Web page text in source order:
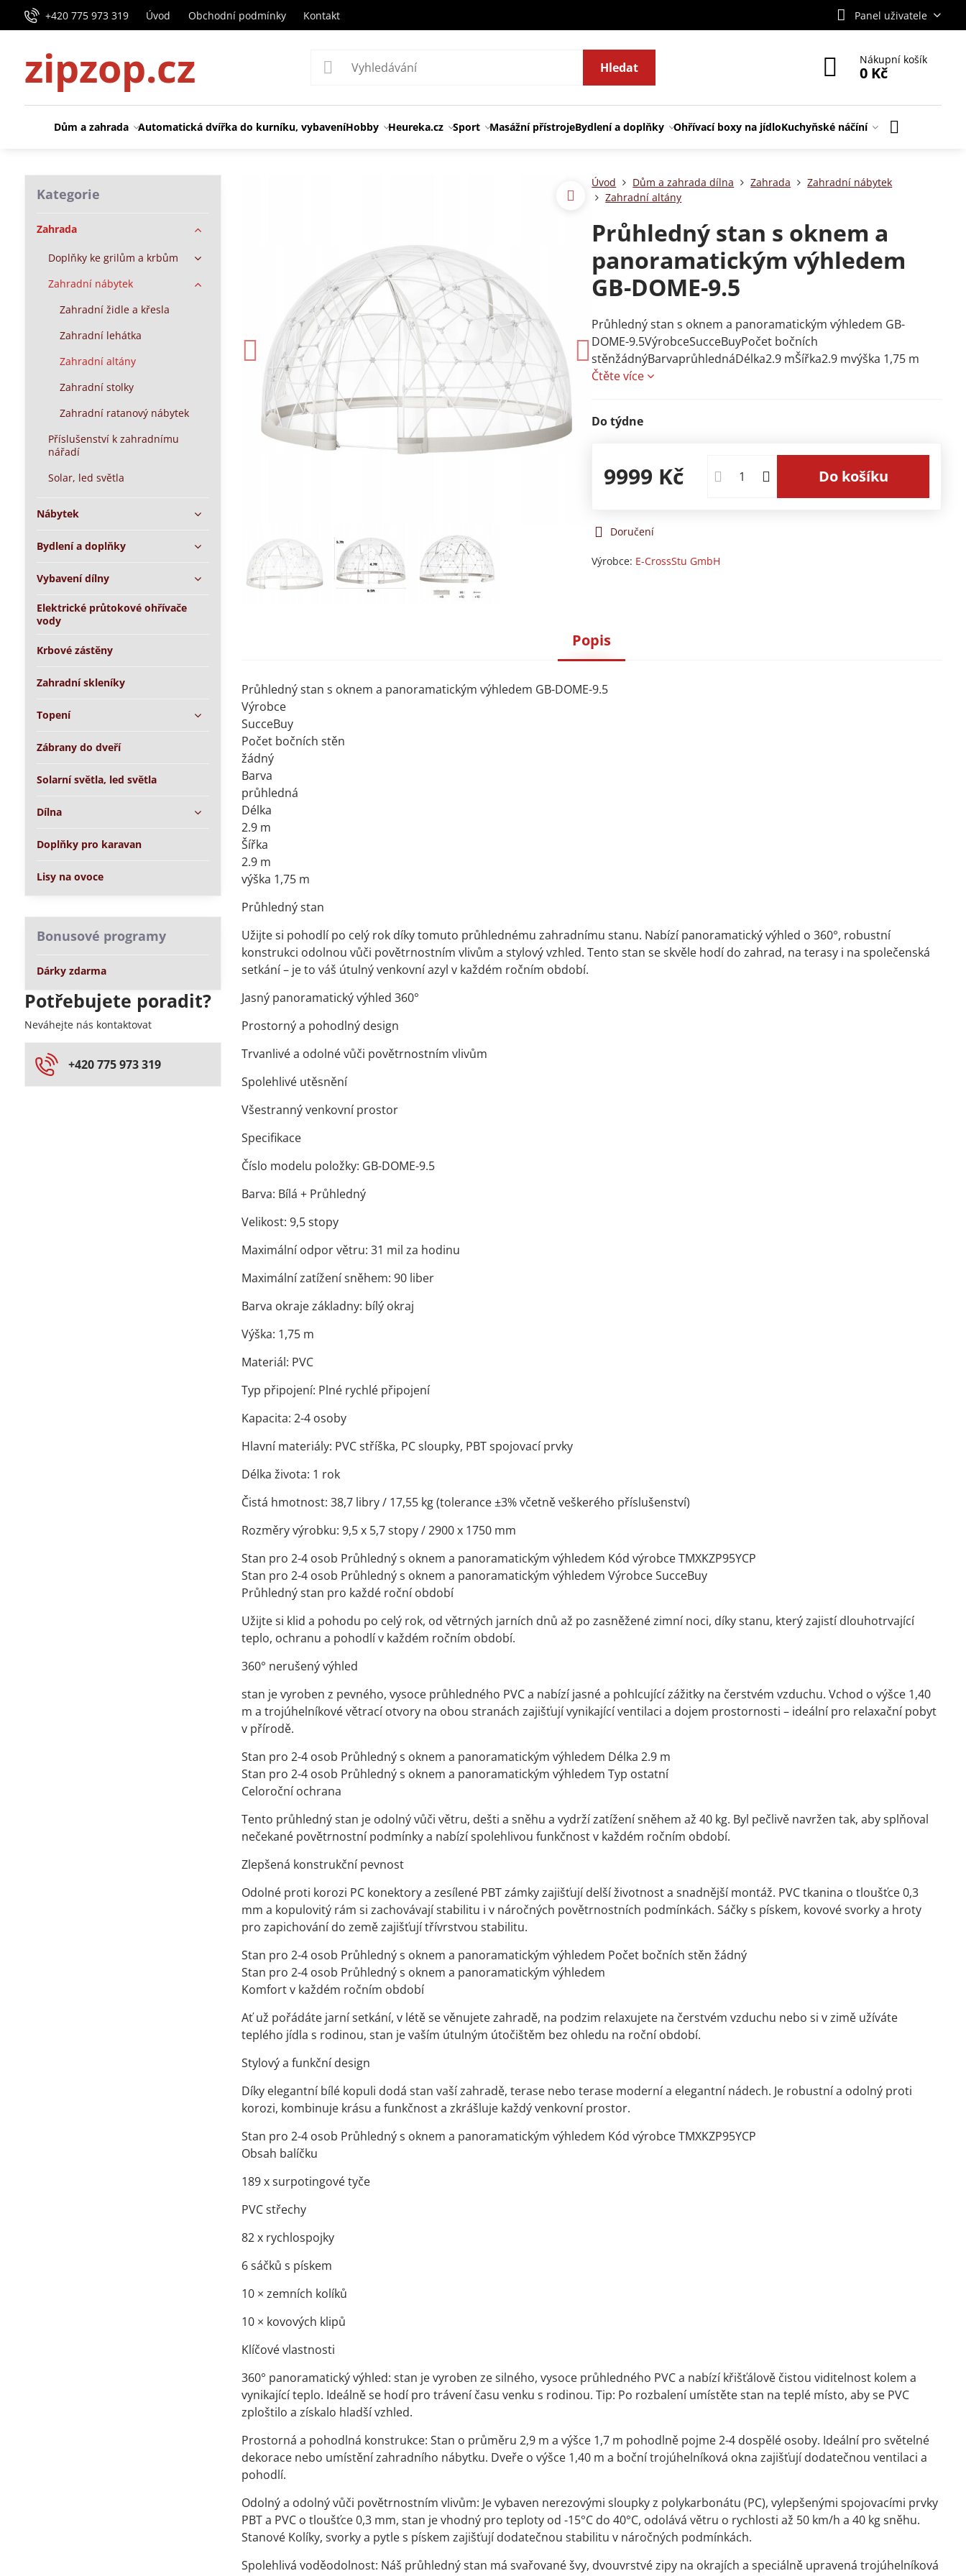
+420 775 973 319 Úvod Obchodní podmínky Kontakt Panel uživatele
zipzop.cz Hledat
Nákupní košík
0 Kč
Dům a zahrada Automatická dvířka do kurníku, vybaveníHobby Heureka.cz Sport Masážní přístrojeBydlení a doplňky Ohřívací boxy na jídloKuchyňské náčíní
Úvod Dům a zahrada dílna Zahrada
Zahradní nábytek
Zahradní altány
Průhledný stan s oknem a
panoramatickým výhledem
GB-DOME-9.5
Průhledný stan s oknem a panoramatickým výhledem GB-
DOME-9.5VýrobceSucceBuyPočet bočních
stěnžádnýBarvaprůhlednáDélka2.9 mŠířka2.9 mvýška 1,75 m
Čtěte více
Do týdne
9999 Kč Do košíku
Doručení
Výrobce: E-CrossStu GmbH​
Popis
Průhledný stan s oknem a panoramatickým výhledem GB-DOME-9.5
Výrobce
SucceBuy
Počet bočních stěn
žádný
Barva
průhledná
Délka
2.9 m
Šířka
2.9 m
výška 1,75 m
Průhledný stan
Užijte si pohodlí po celý rok díky tomuto průhlednému zahradnímu stanu. Nabízí panoramatický výhled o 360°, robustní
konstrukci odolnou vůči povětrnostním vlivům a stylový vzhled. Tento stan se skvěle hodí do zahrad, na terasy i na společenská
setkání – je to váš útulný venkovní azyl v každém ročním období.
Jasný panoramatický výhled 360°
Prostorný a pohodlný design
Trvanlivé a odolné vůči povětrnostním vlivům
Spolehlivé utěsnění
Všestranný venkovní prostor
Specifikace
Číslo modelu položky: GB-DOME-9.5
Barva: Bílá + Průhledný
Velikost: 9,5 stopy
Maximální odpor větru: 31 mil za hodinu
Maximální zatížení sněhem: 90 liber
Barva okraje základny: bílý okraj
Výška: 1,75 m
Materiál: PVC
Typ připojení: Plné rychlé připojení
Kapacita: 2-4 osoby
Hlavní materiály: PVC stříška, PC sloupky, PBT spojovací prvky
Délka života: 1 rok
Čistá hmotnost: 38,7 libry / 17,55 kg (tolerance ±3% včetně veškerého příslušenství)
Rozměry výrobku: 9,5 x 5,7 stopy / 2900 x 1750 mm
Stan pro 2-4 osob Průhledný s oknem a panoramatickým výhledem Kód výrobce TMXKZP95YCP
Stan pro 2-4 osob Průhledný s oknem a panoramatickým výhledem Výrobce SucceBuy
Průhledný stan pro každé roční období
Užijte si klid a pohodu po celý rok, od větrných jarních dnů až po zasněžené zimní noci, díky stanu, který zajistí dlouhotrvající
teplo, ochranu a pohodlí v každém ročním období.
360° nerušený výhled
stan je vyroben z pevného, vysoce průhledného PVC a nabízí jasné a pohlcující zážitky na čerstvém vzduchu. Vchod o výšce 1,40
m a trojúhelníkové větrací otvory na obou stranách zajišťují vynikající ventilaci a dojem prostornosti – ideální pro relaxační pobyt
v přírodě.
Stan pro 2-4 osob Průhledný s oknem a panoramatickým výhledem Délka 2.9 m
Stan pro 2-4 osob Průhledný s oknem a panoramatickým výhledem Typ ostatní
Celoroční ochrana
Tento průhledný stan je odolný vůči větru, dešti a sněhu a vydrží zatížení sněhem až 40 kg. Byl pečlivě navržen tak, aby splňoval
nečekané povětrnostní podmínky a nabízí spolehlivou funkčnost v každém ročním období.
Zlepšená konstrukční pevnost
Odolné proti korozi PC konektory a zesílené PBT zámky zajišťují delší životnost a snadnější montáž. PVC tkanina o tloušťce 0,3
mm a kopulovitý rám si zachovávají stabilitu i v náročných povětrnostních podmínkách. Sáčky s pískem, kovové svorky a hroty
pro zapichování do země zajišťují třívrstvou stabilitu.
Stan pro 2-4 osob Průhledný s oknem a panoramatickým výhledem Počet bočních stěn žádný
Stan pro 2-4 osob Průhledný s oknem a panoramatickým výhledem
Komfort v každém ročním období
Ať už pořádáte jarní setkání, v létě se věnujete zahradě, na podzim relaxujete na čerstvém vzduchu nebo si v zimě užíváte
teplého jídla s rodinou, stan je vaším útulným útočištěm bez ohledu na roční období.
Stylový a funkční design
Díky elegantní bílé kopuli dodá stan vaší zahradě, terase nebo terase moderní a elegantní nádech. Je robustní a odolný proti
korozi, kombinuje krásu a funkčnost a zkrášluje každý venkovní prostor.
Stan pro 2-4 osob Průhledný s oknem a panoramatickým výhledem Kód výrobce TMXKZP95YCP
Obsah balíčku
189 x surpotingové tyče
PVC střechy
82 x rychlospojky
6 sáčků s pískem
10 × zemních kolíků
10 × kovových klipů
Klíčové vlastnosti
360° panoramatický výhled: stan je vyroben ze silného, vysoce průhledného PVC a nabízí křišťálově čistou viditelnost kolem a
vynikající teplo. Ideálně se hodí pro trávení času venku s rodinou. Tip: Po rozbalení umístěte stan na teplé místo, aby se PVC
zploštilo a získalo hladší vzhled.
Prostorná a pohodlná konstrukce: Stan o průměru 2,9 m a výšce 1,7 m pohodlně pojme 2-4 dospělé osoby. Ideální pro světelné
dekorace nebo umístění zahradního nábytku. Dveře o výšce 1,40 m a boční trojúhelníková okna zajišťují dodatečnou ventilaci a
pohodlí.
Odolný a odolný vůči povětrnostním vlivům: Je vybaven nerezovými sloupky z polykarbonátu (PC), vylepšenými spojovacími prvky
PBT a PVC o tloušťce 0,3 mm, stan je vhodný pro teploty od -15°C do 40°C, odolává větru o rychlosti až 50 km/h a 40 kg sněhu.
Stanové Kolíky, svorky a pytle s pískem zajišťují dodatečnou stabilitu v náročných podmínkách.
Spolehlivá voděodolnost: Náš průhledný stan má svařované švy, dvouvrstvé zipy na okrajích a speciálně upravená trojúhelníková
Kategorie
Zahrada
Doplňky ke grilům a krbům
Zahradní nábytek
Zahradní židle a křesla
Zahradní lehátka
Zahradní altány
Zahradní stolky
Zahradní ratanový nábytek
Příslušenství k zahradnímu
nářadí
Solar, led světla
Nábytek
Bydlení a doplňky
Vybavení dílny
Elektrické průtokové ohřívače
vody
Krbové zástěny
Zahradní skleníky
Topení
Zábrany do dveří
Solarní světla, led světla
Dílna
Doplňky pro karavan
Lisy na ovoce
Bonusové programy
Dárky zdarma
Potřebujete poradit?
Neváhejte nás kontaktovat
+420 775 973 319